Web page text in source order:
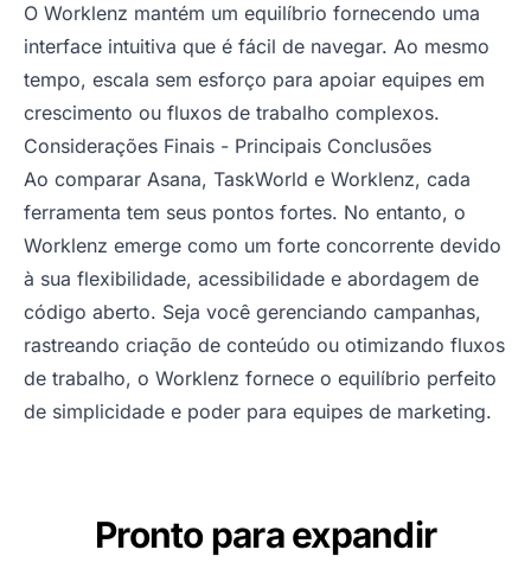
O Worklenz mantém um equilíbrio fornecendo uma
interface intuitiva que é fácil de navegar. Ao mesmo
tempo, escala sem esforço para apoiar equipes em
crescimento ou fluxos de trabalho complexos.
Considerações Finais - Principais Conclusões
Ao comparar Asana, TaskWorld e Worklenz, cada
ferramenta tem seus pontos fortes. No entanto, o
Worklenz emerge como um forte concorrente devido
à sua flexibilidade, acessibilidade e abordagem de
código aberto. Seja você gerenciando campanhas,
rastreando criação de conteúdo ou otimizando fluxos
de trabalho, o Worklenz fornece o equilíbrio perfeito
de simplicidade e poder para equipes de marketing.
Pronto para expandir